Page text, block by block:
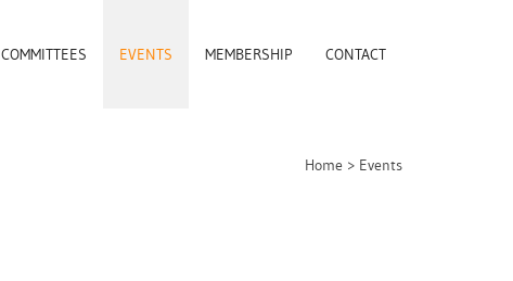
COMMITTEES EVENTS MEMBERSHIP CONTACT
Home > Events